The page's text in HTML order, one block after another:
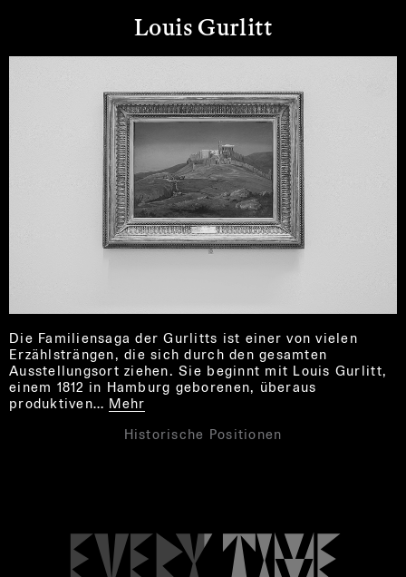
Louis Gurlitt
Die Familiensaga der Gurlitts ist einer von vielen
Erzählsträngen, die sich durch den gesamten
Ausstellungsort ziehen. Sie beginnt mit Louis Gurlitt,
einem 1812 in Hamburg geborenen, überaus
produktiven… Mehr
Historische Positionen